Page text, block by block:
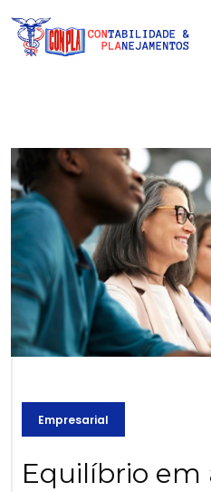
Empresarial
Equilíbrio em